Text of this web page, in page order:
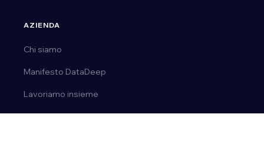
AZIENDA
Chi siamo
Manifesto DataDeep
Lavoriamo insieme
Parla con noi